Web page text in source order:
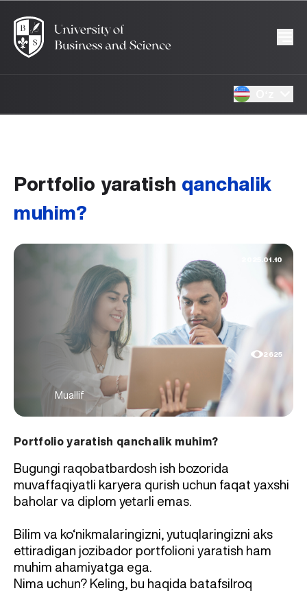
Portfolio yaratish qanchalik
muhim?
2025.01.10
Muallif
2625
Portfolio yaratish qanchalik muhim?
Bugungi raqobatbardosh ish bozorida
muvaffaqiyatli karyera qurish uchun faqat yaxshi
baholar va diplom yetarli emas.
Bilim va ko‘nikmalaringizni, yutuqlaringizni aks
ettiradigan jozibador portfolioni yaratish ham
muhim ahamiyatga ega.
Nima uchun? Keling, bu haqida batafsilroq